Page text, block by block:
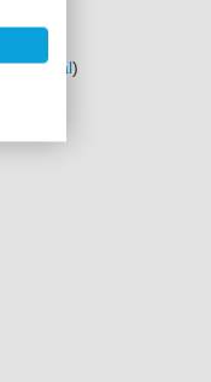
mal)